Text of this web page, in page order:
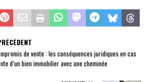
de vente : les conséquences juridiques en cas
d’un bien immobilier avec une cheminée